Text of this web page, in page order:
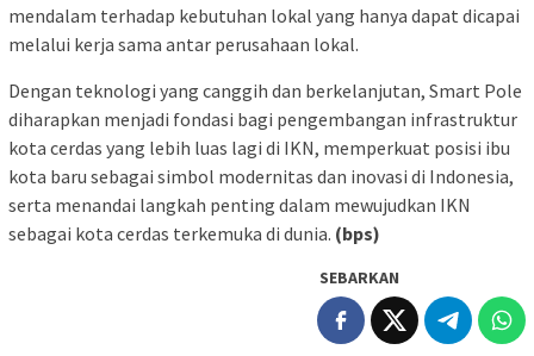
mendalam terhadap kebutuhan lokal yang hanya dapat dicapai
melalui kerja sama antar perusahaan lokal.
Dengan teknologi yang canggih dan berkelanjutan, Smart Pole
diharapkan menjadi fondasi bagi pengembangan infrastruktur
kota cerdas yang lebih luas lagi di IKN, memperkuat posisi ibu
kota baru sebagai simbol modernitas dan inovasi di Indonesia,
serta menandai langkah penting dalam mewujudkan IKN
sebagai kota cerdas terkemuka di dunia. (bps)
SEBARKAN